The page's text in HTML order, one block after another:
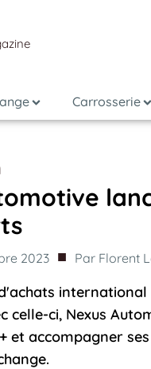
Carrosserie
2023 ■ Par Florent
celle-ci, Nexus
et accompagner